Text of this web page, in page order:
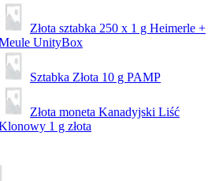
Złota sztabka 250 x 1 g Heimerle +
UnityBox
Sztabka Złota 10 g PAMP
Złota moneta Kanadyjski Liść
1 g złota